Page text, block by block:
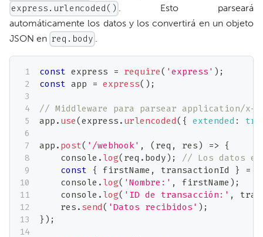
express.urlencoded()
. Esto parseará
automáticamente los datos y los convertirá en un objeto
JSON en req.body
const express = require( 'express' ) ;
const app = express( ) ;
// Middleware para parsear application/x-
app . use(express . urlencoded( { extended :
app . post( '/webhook' , ( req , res) => {
console . log( req . body) ;
// Los datos
const { firstName , transactionId } =
console . log( 'Nombre:' , firstName ) ;
console . log( 'ID de transacción:' ,
    res
. send( 'Datos recibidos' ) ;
} ) ;